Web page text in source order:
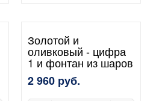
Золотой и
оливковый - цифра
1 и фонтан из шаров
2 960 руб.